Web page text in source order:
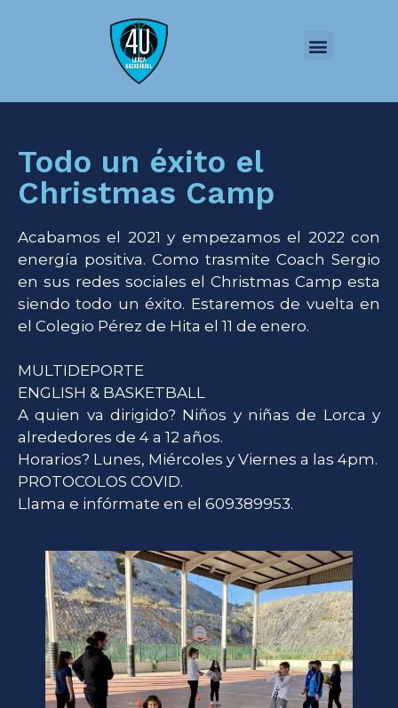
Todo un éxito el
Christmas Camp
Acabamos el 2021 y empezamos el 2022 con
energía positiva. Como trasmite Coach Sergio
en sus redes sociales el Christmas Camp esta
siendo todo un éxito. Estaremos de vuelta en
el Colegio Pérez de Hita el 11 de enero.
MULTIDEPORTE
ENGLISH & BASKETBALL
A quien va dirigido? Niños y niñas de Lorca y
alrededores de 4 a 12 años.
Horarios? Lunes, Miércoles y Viernes a las 4pm.
PROTOCOLOS COVID.
Llama e infórmate en el 609389953.